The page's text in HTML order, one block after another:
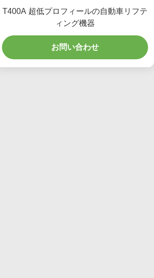
T400A 超低プロフィールの自動車リフテ
ィング機器
お問い合わせ